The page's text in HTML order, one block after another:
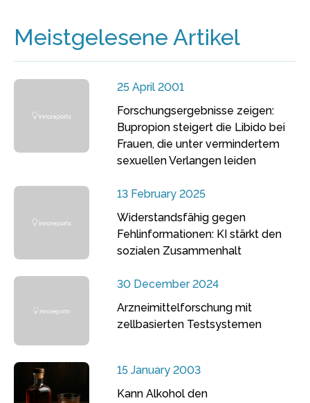
Meistgelesene Artikel
25 April 2001
Forschungsergebnisse zeigen:
Bupropion steigert die Libido bei
Frauen, die unter vermindertem
sexuellen Verlangen leiden
13 February 2025
Widerstandsfähig gegen
Fehlinformationen: KI stärkt den
sozialen Zusammenhalt
30 December 2024
Arzneimittelforschung mit
zellbasierten Testsystemen
15 January 2003
Kann Alkohol den